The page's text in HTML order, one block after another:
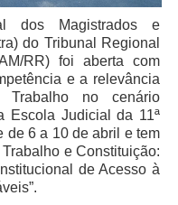
e de Tabelas
Judiciária e Ciência de
Grau
Jurisprudência
dos Magistrados e
do Tribunal Regional
RR) foi aberta com
e a relevância
Trabalho no cenário
Escola Judicial da 11ª
de 6 a 10 de abril e tem
e Constituição:
de Acesso à